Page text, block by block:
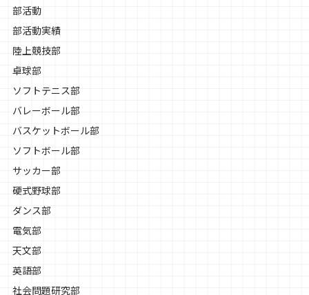
部活動
部活動実績
陸上競技部
卓球部
ソフトテニス部
バレーボール部
バスケットボール部
ソフトボール部
サッカー部
硬式野球部
ダンス部
電気部
天文部
英語部
社会問題研究部